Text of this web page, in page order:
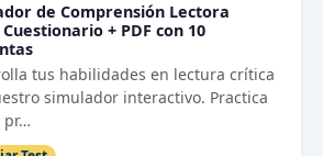
de Comprensión Lectora
Cuestionario + PDF con 10
tus habilidades en lectura crítica
simulador interactivo. Practica
pr…